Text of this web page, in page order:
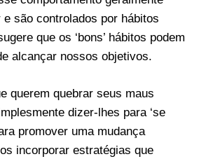
são controlados por hábitos
que os ‘bons’ hábitos podem
alcançar nossos objetivos.
querem quebrar seus maus
dizer-lhes para ‘se
promover uma mudança
incorporar estratégias que